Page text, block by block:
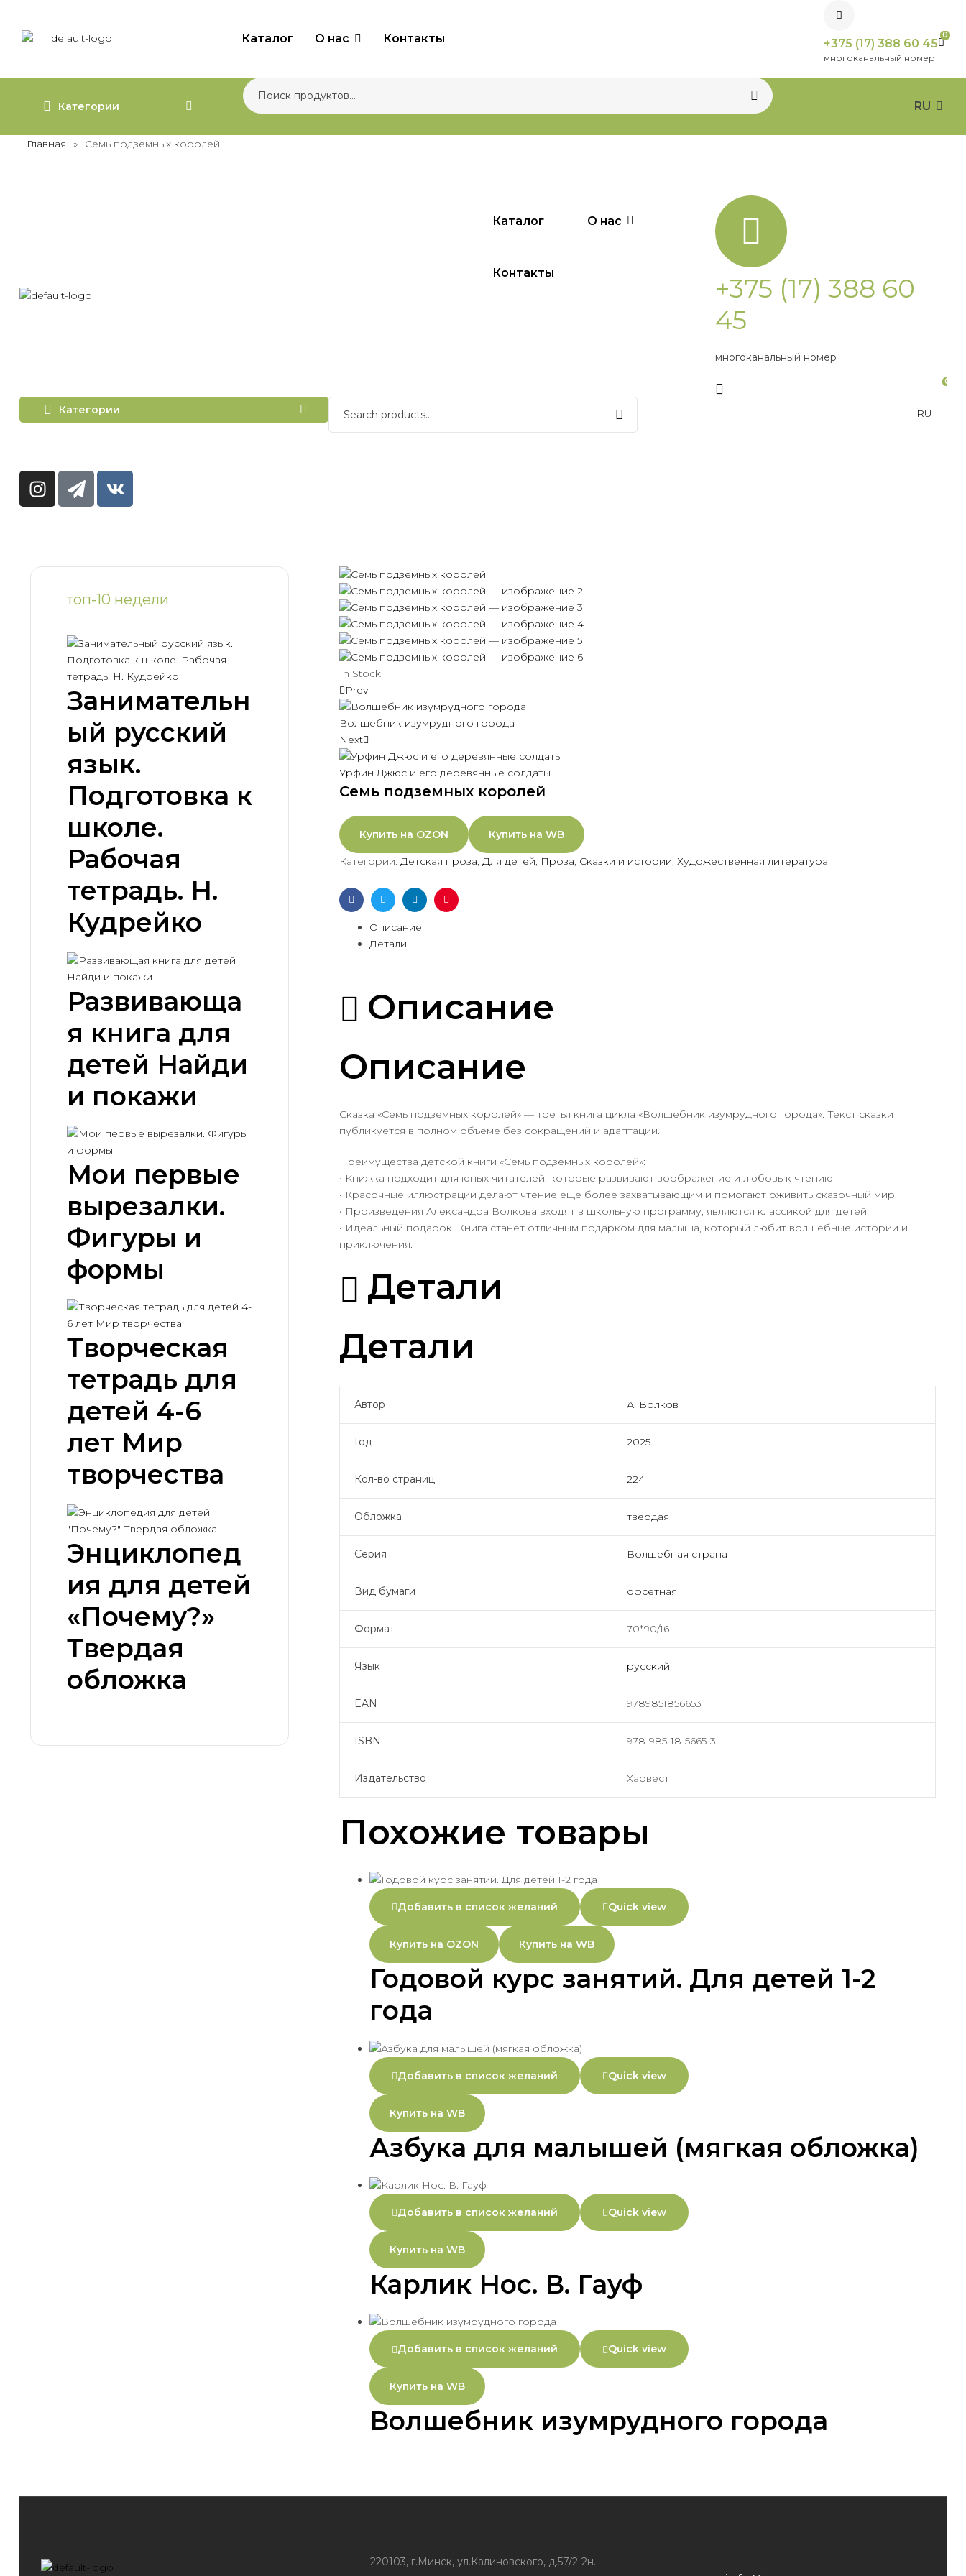
Каталог О нас Контакты +375 (17) 388 60 45
многоканальный номер
0
Категории RU
Главная » Семь подземных королей
Каталог О нас
Контакты
+375 (17) 388 60
45
многоканальный номер
0
Категории RU
In Stock
Prev
Волшебник изумрудного города
Next
Урфин Джюс и его деревянные солдаты
Семь подземных королей
Купить на OZON Купить на WB
Категории: Детская проза, Для детей, Проза, Сказки и истории, Художественная литература
FacebookTwitterLinkedinPinterest
Описание
Детали
Описание
Описание
Сказка «Семь подземных королей» — третья книга цикла «Волшебник изумрудного города». Текст сказки
публикуется в полном объеме без сокращений и адаптации.
Преимущества детской книги «Семь подземных королей»:
• Книжка подходит для юных читателей, которые развивают воображение и любовь к чтению.
• Красочные иллюстрации делают чтение еще более захватывающим и помогают оживить сказочный мир.
• Произведения Александра Волкова входят в школьную программу, являются классикой для детей.
• Идеальный подарок. Книга станет отличным подарком для малыша, который любит волшебные истории и
приключения.
Детали
Детали
Автор А. Волков
Год 2025
Кол-во страниц 224
Обложка твердая
Серия Волшебная страна
Вид бумаги офсетная
Формат 70*90/16
Язык русский
EAN 9789851856653
ISBN 978-985-18-5665-3
Издательство Харвест
Похожие товары
Добавить в список желаний Quick view
Купить на OZON Купить на WB
Годовой курс занятий. Для детей 1-2
года
Добавить в список желаний Quick view
Купить на WB
Азбука для малышей (мягкая обложка)
Добавить в список желаний Quick view
Купить на WB
Карлик Нос. В. Гауф
Добавить в список желаний Quick view
Купить на WB
Волшебник изумрудного города
топ-10 недели
Занимательн
ый русский
язык.
Подготовка к
школе.
Рабочая
тетрадь. Н.
Кудрейко
Развивающа
я книга для
детей Найди
и покажи
Мои первые
вырезалки.
Фигуры и
формы
Творческая
тетрадь для
детей 4-6
лет Мир
творчества
Энциклопед
ия для детей
«Почему?»
Твердая
обложка
220103, г.Минск, ул.Калиновского, д.57/2-2н.